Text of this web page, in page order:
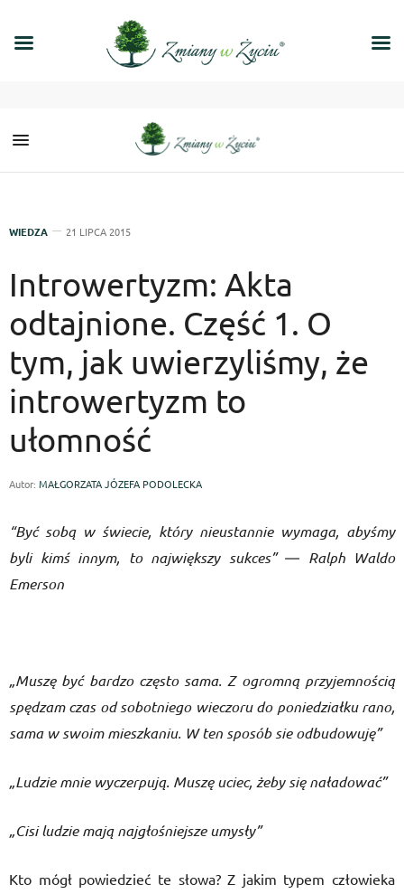
WIEDZA 21 LIPCA 2015
Introwertyzm: Akta
odtajnione. Część 1. O
tym, jak uwierzyliśmy, że
introwertyzm to
ułomność
Autor: MAŁGORZATA JÓZEFA PODOLECKA
“Być sobą w świecie, który nieustannie wymaga, abyśmy
byli kimś innym, to największy sukces” ― Ralph Waldo
Emerson
„Muszę być bardzo często sama. Z ogromną przyjemnością
spędzam czas od sobotniego wieczoru do poniedziałku rano,
sama w swoim mieszkaniu. W ten sposób sie odbudowuję”
„Ludzie mnie wyczerpują. Muszę uciec, żeby się naładować”
„Cisi ludzie mają najgłośniejsze umysły”
Kto mógł powiedzieć te słowa? Z jakim typem człowieka